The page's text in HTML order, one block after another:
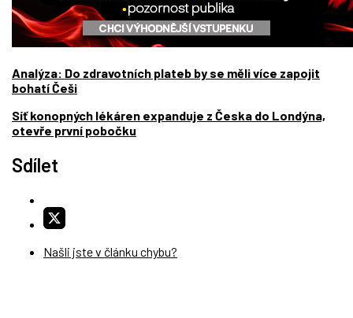
Analýza: Do zdravotních plateb by se měli více zapojit
bohatí Češi
Síť konopných lékáren expanduje z Česka do Londýna,
otevře první pobočku
Sdílet
Našli jste v článku chybu?